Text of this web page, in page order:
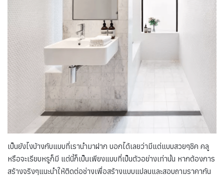
เป็นยังไงบ้างกับแบบที่เรานำมาฝาก บอกได้เลยว่ามีแต่แบบสวยๆชิค คลู
หรือจะเรียบหรูก็มี แต่นี้ก็เป็นเพียงแบบที่เป็นตัวอย่างเท่านั้น หากต้องการ
สร้างจริงๆแนะนำให้ติดต่อช่างเพื่อสร้างแบบแปลนและสอบถามราคากัน